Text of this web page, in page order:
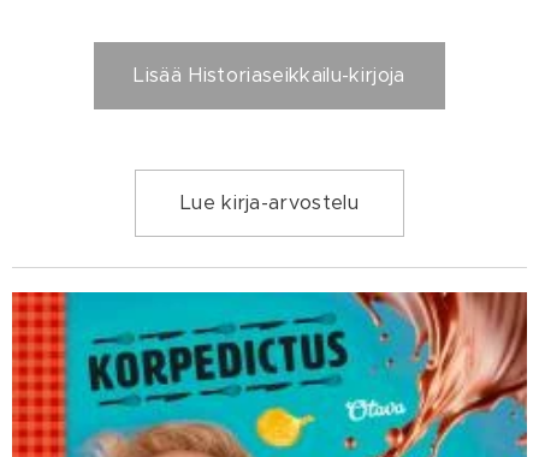
Lisää Historiaseikkailu-kirjoja
Lue kirja-arvostelu